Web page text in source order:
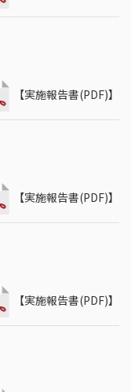
【実施報告書(PDF)】
【実施報告書(PDF)】
【実施報告書(PDF)】